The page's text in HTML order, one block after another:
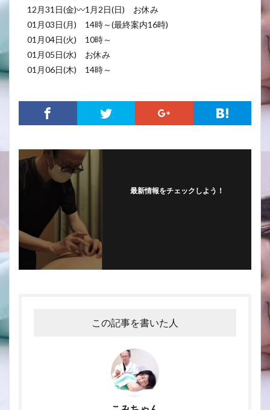
12月31日(金)〰1月2日(日) お休み
01月03日(月) 14時～(最終案内16時)
01月04日(火) 10時～
01月05日(水) お休み
01月06日(木) 14時～
最新情報をチェックしよう！
この記事を書いた人